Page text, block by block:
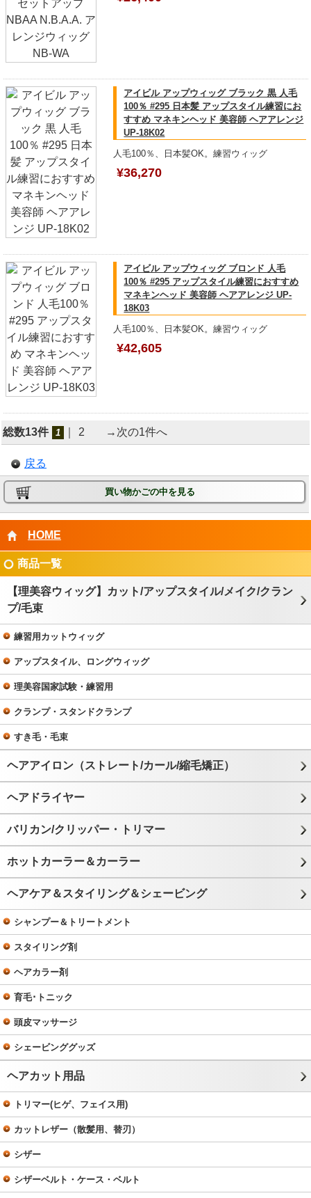
アイビル アップウィッグ ブラック 黒 人毛
100％ #295 日本髪 アップスタイル練習にお
すすめ マネキンヘッド 美容師 ヘアアレンジ
UP-18K02
人毛100％、日本髪OK。練習ウィッグ
¥36,270
アイビル アップウィッグ ブロンド 人毛
100％ #295 アップスタイル練習におすすめ
マネキンヘッド 美容師 ヘアアレンジ UP-
18K03
人毛100％、日本髪OK。練習ウィッグ
¥42,605
総数13件 1 2 →次の1件へ
戻る
買い物かごの中を見る
HOME
商品一覧
【理美容ウィッグ】カット/アップスタイル/メイク/クラン
プ/毛束
練習用カットウィッグ
アップスタイル、ロングウィッグ
理美容国家試験・練習用
クランプ・スタンドクランプ
すき毛・毛束
ヘアアイロン（ストレート/カール/縮毛矯正）
ヘアドライヤー
バリカン/クリッパー・トリマー
ホットカーラー＆カーラー
ヘアケア＆スタイリング＆シェービング
シャンプー＆トリートメント
スタイリング剤
ヘアカラー剤
育毛･トニック
頭皮マッサージ
シェービンググッズ
ヘアカット用品
トリマー(ヒゲ、フェイス用)
カットレザー（散髪用、替刃）
シザー
シザーベルト・ケース・ベルト